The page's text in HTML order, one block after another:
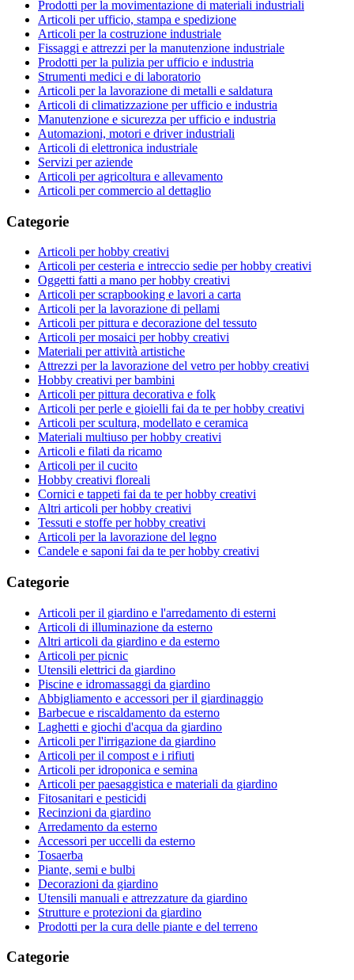
Prodotti per la movimentazione di materiali industriali
Articoli per ufficio, stampa e spedizione
Articoli per la costruzione industriale
Fissaggi e attrezzi per la manutenzione industriale
Prodotti per la pulizia per ufficio e industria
Strumenti medici e di laboratorio
Articoli per la lavorazione di metalli e saldatura
Articoli di climatizzazione per ufficio e industria
Manutenzione e sicurezza per ufficio e industria
Automazioni, motori e driver industriali
Articoli di elettronica industriale
Servizi per aziende
Articoli per agricoltura e allevamento
Articoli per commercio al dettaglio
Categorie
Articoli per hobby creativi
Articoli per cesteria e intreccio sedie per hobby creativi
Oggetti fatti a mano per hobby creativi
Articoli per scrapbooking e lavori a carta
Articoli per la lavorazione di pellami
Articoli per pittura e decorazione del tessuto
Articoli per mosaici per hobby creativi
Materiali per attività artistiche
Attrezzi per la lavorazione del vetro per hobby creativi
Hobby creativi per bambini
Articoli per pittura decorativa e folk
Articoli per perle e gioielli fai da te per hobby creativi
Articoli per scultura, modellato e ceramica
Materiali multiuso per hobby creativi
Articoli e filati da ricamo
Articoli per il cucito
Hobby creativi floreali
Cornici e tappeti fai da te per hobby creativi
Altri articoli per hobby creativi
Tessuti e stoffe per hobby creativi
Articoli per la lavorazione del legno
Candele e saponi fai da te per hobby creativi
Categorie
Articoli per il giardino e l'arredamento di esterni
Articoli di illuminazione da esterno
Altri articoli da giardino e da esterno
Articoli per picnic
Utensili elettrici da giardino
Piscine e idromassaggi da giardino
Abbigliamento e accessori per il giardinaggio
Barbecue e riscaldamento da esterno
Laghetti e giochi d'acqua da giardino
Articoli per l'irrigazione da giardino
Articoli per il compost e i rifiuti
Articoli per idroponica e semina
Articoli per paesaggistica e materiali da giardino
Fitosanitari e pesticidi
Recinzioni da giardino
Arredamento da esterno
Accessori per uccelli da esterno
Tosaerba
Piante, semi e bulbi
Decorazioni da giardino
Utensili manuali e attrezzature da giardino
Strutture e protezioni da giardino
Prodotti per la cura delle piante e del terreno
Categorie